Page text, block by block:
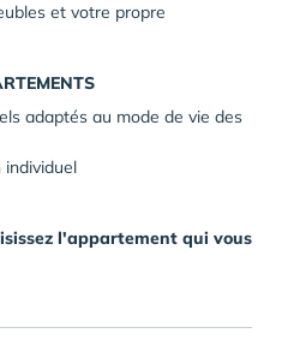
et votre propre
adaptés au mode de vie des
individuel
l'appartement qui vous